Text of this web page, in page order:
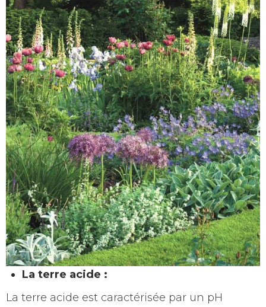
La terre acide :
La terre acide est caractérisée par un pH